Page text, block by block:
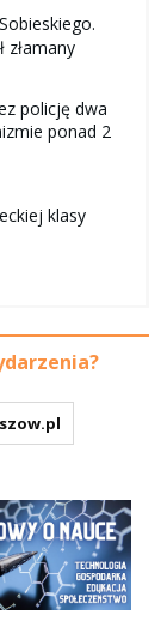
złamany
policję dwa
ponad 2
klasy